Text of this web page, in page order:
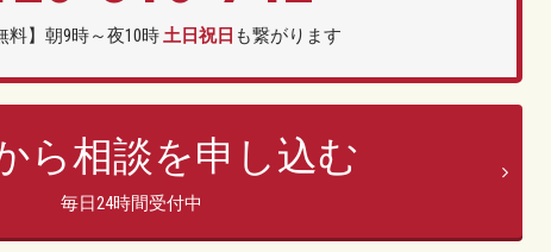
料】朝9時～夜10時 土日祝日 も繋がります
ら相談を申し込む
毎日24時間受付中